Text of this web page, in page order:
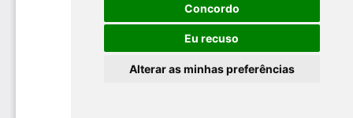
Concordo
Eu recuso
Alterar as minhas preferências